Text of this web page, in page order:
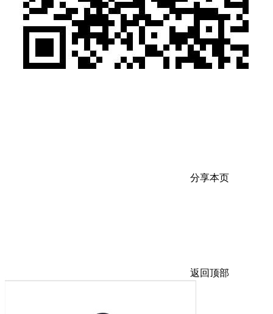
分享本页
返回顶部